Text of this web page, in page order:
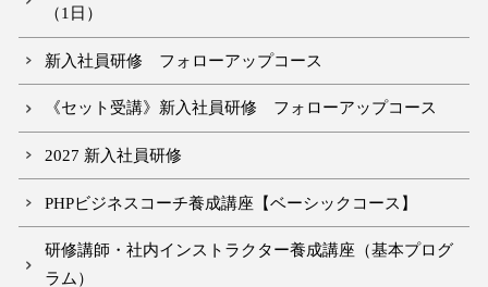
（1日）
新入社員研修 フォローアップコース
《セット受講》新入社員研修 フォローアップコース
2027 新入社員研修
PHPビジネスコーチ養成講座【ベーシックコース】
研修講師・社内インストラクター養成講座（基本プログ
ラム）